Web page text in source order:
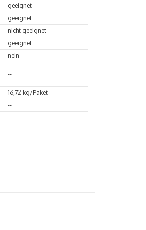
geeignet
geeignet
nicht geeignet
geeignet
nein
--
16,72 kg/Paket
--